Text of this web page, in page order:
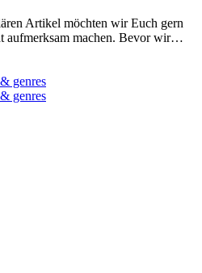
Artikel möchten wir Euch gern
aufmerksam machen. Bevor wir…